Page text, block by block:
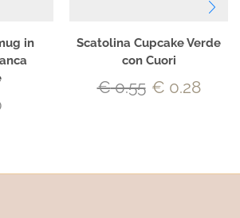
in
Scatolina Cupcake Verde
con Cuori
€0.55 € 0.28